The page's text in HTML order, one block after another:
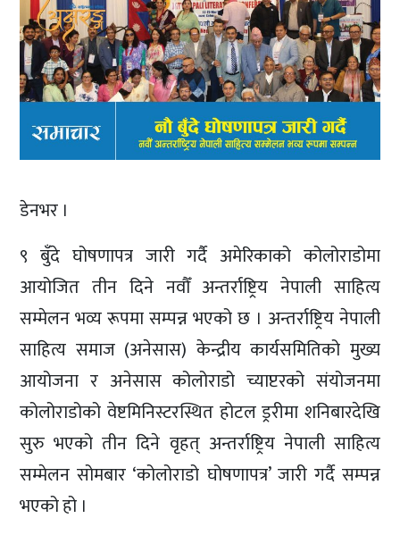
डेनभर ।
९ बुँदे घोषणापत्र जारी गर्दै अमेरिकाको कोलोराडोमा
आयोजित तीन दिने नवौँ अन्तर्राष्ट्रिय नेपाली साहित्य
सम्मेलन भव्य रूपमा सम्पन्न भएको छ । अन्तर्राष्ट्रिय नेपाली
साहित्य समाज (अनेसास) केन्द्रीय कार्यसमितिको मुख्य
आयोजना र अनेसास कोलोराडो च्याप्टरको संयोजनमा
कोलोराडोको वेष्टमिनिस्टरस्थित होटल ड्ररीमा शनिबारदेखि
सुरु भएको तीन दिने वृहत् अन्तर्राष्ट्रिय नेपाली साहित्य
सम्मेलन सोमबार ‘कोलोराडो घोषणापत्र’ जारी गर्दै सम्पन्न
भएको हो ।